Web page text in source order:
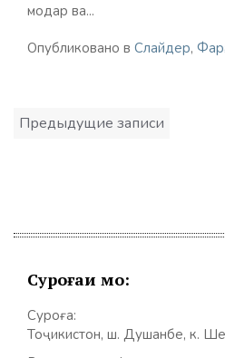
модар ва...
Опубликовано в Слайдер,
Навигация
по
Предыдущие записи
Суроғаи мо:
Суроға:
Тоҷикистон, ш. Душанбе, к.